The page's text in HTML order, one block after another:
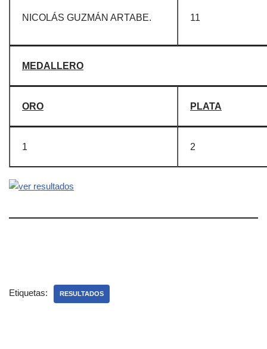
NICOLÁS GUZMÁN ARTABE. 11
MEDALLERO
ORO PLATA
1 2
Etiquetas: RESULTADOS